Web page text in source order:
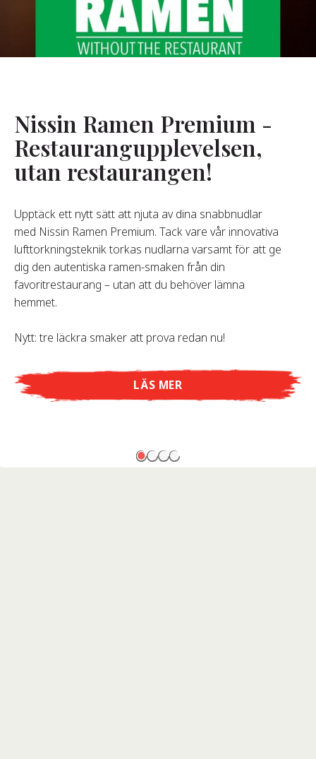
Vanliga
Nissin Ramen Premium -
Restaurangupplevelsen,
utan restaurangen!
Upptäck ett nytt sätt att njuta av dina snabbnudlar
med Nissin Ramen Premium. Tack vare vår innovativa
lufttorkningsteknik torkas nudlarna varsamt för att ge
dig den autentiska ramen-smaken från din
favoritrestaurang – utan att du behöver lämna
hemmet.
Nytt: tre läckra smaker att prova redan nu!
LÄS MER